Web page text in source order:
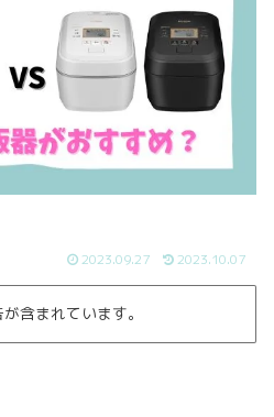
2023.09.27 2023.10.07
含まれています。